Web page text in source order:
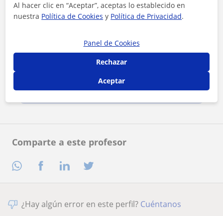
Comparte a este profesor
Al hacer clic, aceptas nuestroaviso legal
Contactar ahora
¿Hay algún error en este perfil? Cuéntanos
Al hacer clic en “Aceptar”, aceptas lo establecido en
nuestra Política de Cookies y Política de Privacidad.
Panel de Cookies
Rechazar
Aceptar